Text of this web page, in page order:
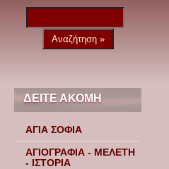
ΔΕΙΤΕ ΑΚΟΜΗ
ΑΓΙΑ ΣΟΦΙΑ
ΑΓΙΟΓΡΑΦΙΑ - ΜΕΛΕΤΗ
- ΙΣΤΟΡΙΑ